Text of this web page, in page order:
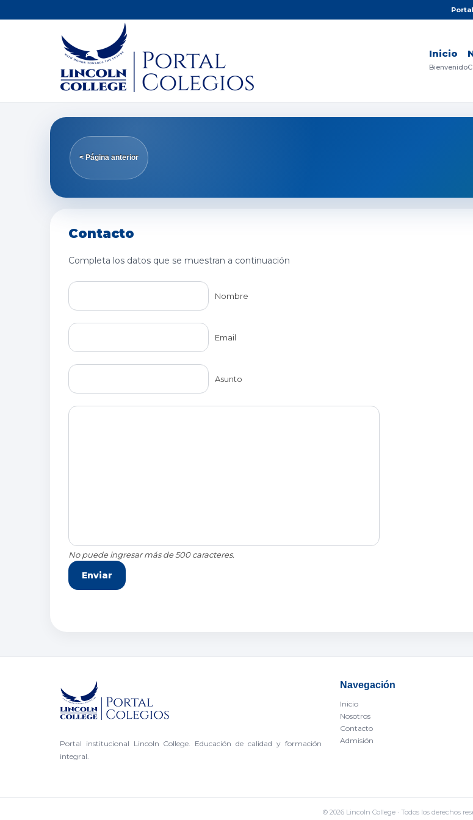
Inicio
Bienvenido
< Página anterior
Contacto
Completa los datos que se muestran a continuación
Nombre
Email
Asunto
No puede ingresar más de 500 caracteres.
Portal institucional Lincoln College. Educación de calidad y formación
integral.
Navegación
Inicio
Nosotros
Contacto
Admisión
© 2026 Lincoln College · Todos los derechos